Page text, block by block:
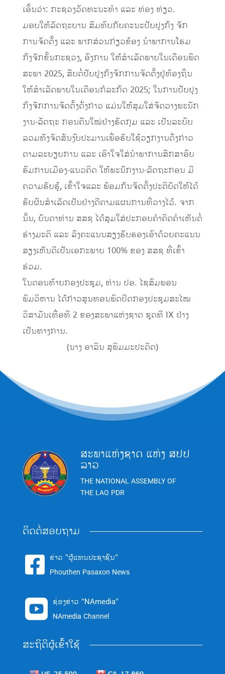
ເອີ້ນວ່າ: ກະຊວງວັດທະນະທຳ ແລະ ທ່ອງ ທ່ຽວ.
ມອບໃຫ້ລັດຖະບານ ສົມທົບກັບຄະນະປັບປຸງກົງ ຈັກ
ການຈັດຕັ້ງ ແລະ ພາກສ່ວນກ່ຽວຂ້ອງ ນຳພາການໂຮມ
ກົງຈັກຂັ້ນກະຊວງ, ອົງການ ໃຫ້ສຳເລັດພາຍໃນເດືອນພຶດ
ສະພາ 2025, ສືບຕໍ່ປັບປຸງກົງຈັກການຈັດຕັ້ງຢູ່ທ້ອງຖິ່ນ
ໃຫ້ສຳເລັດພາຍໃນເດືອນກໍລະກົດ 2025; ໃນການປັບປຸງ
ກົງຈັກການຈັດຕັ້ງດັ່ງກ່າວ ແມ່ນໃຫ້ສຸມໃສ່ຈັດວາງພະນັກ
ງານ-ລັດຖະ ກອນຄືນໃໝ່ຢ່າງຮັດກຸມ ແລະ ເປັນລະບົບ
ລວມທັງຈັດສັນງົບປະມານເພື່ອຮັບໃຊ້ວຽກງານດັ່ງກ່າວ
ຕາມລະບຽບການ ແລະ ເອົາໃຈໃສ່ນຳພາການສຶກສາອົບ
ຮົມການເມືອງ-ແນວຄິດ ໃຫ້ພະນັກງານ-ລັດຖະກອນ ມີ
ຄວາມຮັບຮູ້, ເຂົ້າໃຈແລະ ພ້ອມກັນຈັດຕັ້ງປະຕິບັດໃຫ້ໄດ້
ຮັບຜົນສໍາເລັດເປັນຢ່າງດີຕາມແຜນການທີ່ວາງໄວ້. ຈາກ
ນັ້ນ, ບັນດາທ່ານ ສສຊ ໄດ້ສຸມໃສ່ປະກອບຄຳຄິດຄຳເຫັນຕໍ່
ຮ່າງມະຕິ ແລະ ລົງຄະແນນສຽງຮັບຮອງເອົາດ້ວຍຄະແນນ
ສຽງເຫັນດີເປັນເອກະພາບ 100% ຂອງ ສສຊ ທີ່ເຂົ້າ
ຮ່ວມ.
ໃນຕອນທ້າຍກອງປະຊຸມ, ທ່ານ ປອ. ໄຊສົມພອນ
ພົມວິຫານ ໄດ້ກ່າວສູນທອນພົດປິດກອງປະຊຸມສະໄໝ
ວິສາມັນເທື່ອທີ 2 ຂອງສະພາແຫ່ງຊາດ ຊຸດທີ IX ຢ່າງ
ເປັນທາງການ.
(ນາງ ອາລິນ ສຸພິມມະປະດິດ)
ສະພາແຫ່ງຊາດ ແຫ່ງ ສປປ
ລາວ
THE NATIONAL ASSEMBLY OF
THE LAO PDR
ຕິດຕໍ່ສອບຖາມ
 ຂ່າວ "ຜູ້ແທນປະຊາຊົນ"
Phouthen Pasaxon News
 ຊ່ອງຂ່າວ "NAmedia"
NAmedia Channel
ສະຖິຕິຜູ້ເຂົ້າໃຊ້